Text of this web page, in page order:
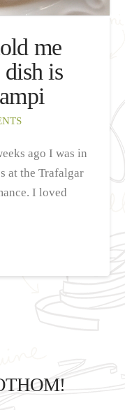
me
dish is
ago I was in
at the Trafalgar
I loved